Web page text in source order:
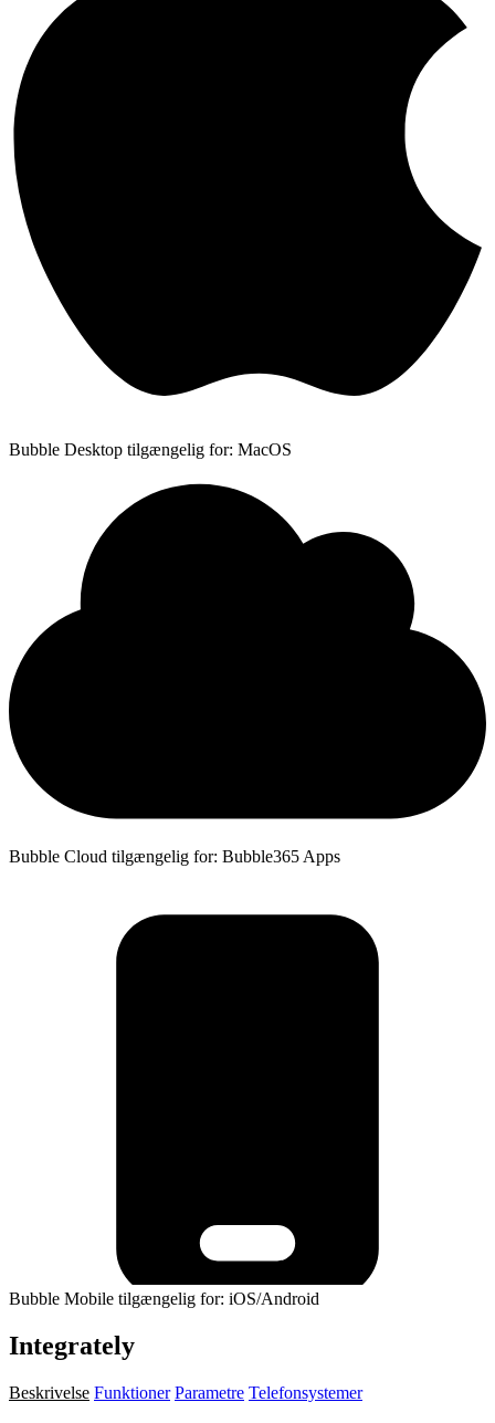
Bubble Desktop tilgængelig for: MacOS
Bubble Cloud tilgængelig for: Bubble365 Apps
Bubble Mobile tilgængelig for: iOS/Android
Integrately
Beskrivelse Funktioner Parametre Telefonsystemer